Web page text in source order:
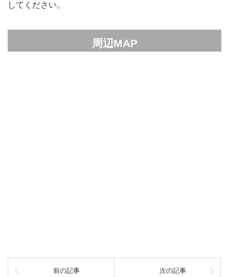
してください。
周辺MAP
前の記事 次の記事